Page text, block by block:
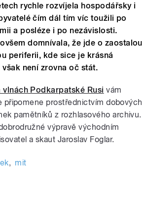
rychle rozvíjela hospodářsky i
čím dál tím víc toužili po
a posléze i po nezávislosti.
domnívala, že jde o zaostalou
periferii, kde sice je krásná
není zrovna oč stát.
vlnách Podkarpatské Rusi vám
připomene prostřednictvím dobových
pamětníků z rozhlasového archivu.
výpravě východním
a skaut Jaroslav Foglar.
, mit